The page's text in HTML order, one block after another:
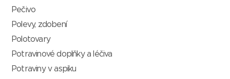
Pečivo
Polevy, zdobení
Polotovary
Potravinové doplňky a léčiva
Potraviny v aspiku